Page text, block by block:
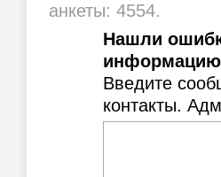
анкеты: 4554.
Нашли
Введите
контакты.